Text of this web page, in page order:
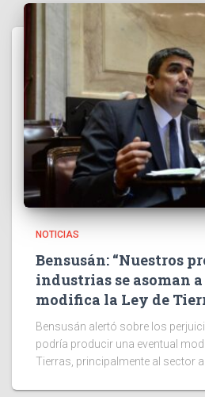
NOTICIAS
Bensusán: “Nuestros
industrias se asoman
modifica la Ley de
Bensusán alertó sobre los
podría producir una eventual
Tierras, principalmente al sector